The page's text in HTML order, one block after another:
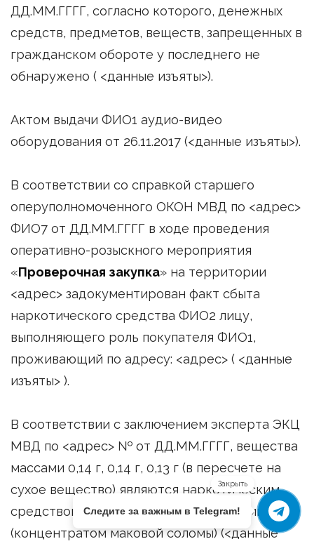
ДД.ММ.ГГГГ, согласно которого, денежных
средств, предметов, веществ, запрещенных в
гражданском обороте у последнего не
обнаружено ( <данные изъяты>).
Актом выдачи ФИО1 аудио-видео
оборудования от 26.11.2017 (<данные изъяты>).
В соответствии со справкой старшего
оперуполномоченного ОКОН МВД по <адрес>
ФИО7 от ДД.ММ.ГГГГ в ходе проведения
оперативно-розыскного мероприятия
«Проверочная закупка» на территории
<адрес> задокументирован факт сбыта
наркотического средства ФИО2 лицу,
выполняющего роль покупателя ФИО1,
проживающий по адресу: <адрес> ( <данные
изъяты> ).
В соответствии с заключением эксперта ЭКЦ
МВД по <адрес> № от ДД.ММ.ГГГГ, вещества
массами 0,14 г, 0,14 г, 0,13 г (в пересчете на
сухое вещество) являются наркотическим
средством экстрактом маковой соломы
(концентратом маковой соломы) (<данные
Закрыть
Следите за важным в Telegram!